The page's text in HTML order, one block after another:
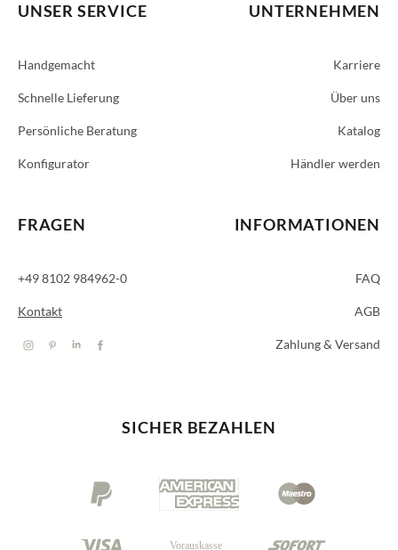
UNSER SERVICE
Handgemacht
Schnelle Lieferung
Persönliche Beratung
Konfigurator
FRAGEN
+49 8102 984962-0
Kontakt
UNTERNEHMEN
Karriere
Über uns
Katalog
Händler werden
INFORMATIONEN
FAQ
AGB
Zahlung & Versand
SICHER BEZAHLEN